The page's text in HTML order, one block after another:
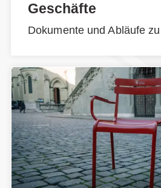
Geschäfte
Dokumente und Abläufe